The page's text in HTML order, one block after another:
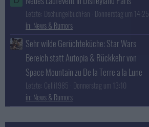
Letzte: DschungelbuchFan Donnerstag um 14:25
News & Rumors
Sehr wilde Gerüchteküche: Star Wars
Bereich statt Autopia & Rückkehr von
Space Mountain zu De la Terre a la Lune
Letzte: Celli1985 Donnerstag um 13:10
News & Rumors